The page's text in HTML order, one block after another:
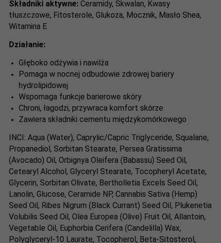
Składniki aktywne: Ceramidy, Skwalan, Kwasy
tłuszczowe, Fitosterole, Glukoza, Mocznik, Masło Shea,
Witamina E
Działanie:
Głęboko odżywia i nawilża
Pomaga w nocnej odbudowie zdrowej bariery
hydrolipidowej
Wspomaga funkcje barierowe skóry
Chroni, łagodzi, przywraca komfort skórze
Zawiera składniki cementu międzykomórkowego
INCI: Aqua (Water), Caprylic/Capric Triglyceride, Squalane,
Propanediol, Sorbitan Stearate, Persea Gratissima
(Avocado) Oil, Orbignya Oleifera (Babassu) Seed Oil,
Cetearyl Alcohol, Glyceryl Stearate, Tocopheryl Acetate,
Glycerin, Sorbitan Olivate, Bertholletia Excels Seed Oil,
Lanolin, Glucose, Ceramide NP, Cannabis Sativa (Hemp)
Seed Oil, Ribes Nigrum (Black Currant) Seed Oil, Plukenetia
Volubilis Seed Oil, Olea Europea (Olive) Fruit Oil, Allantoin,
Vegetable Oil, Euphorbia Cerifera (Candelilla) Wax,
Polyglyceryl-10 Laurate, Tocopherol, Beta-Sitosterol,